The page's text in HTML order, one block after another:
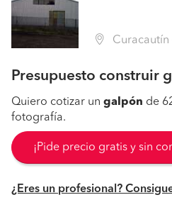
Curacautín (Región
Presupuesto construir
Quiero cotizar un galpón de
fotografía.
¡Pide precio gratis y sin
¿Eres un profesional?